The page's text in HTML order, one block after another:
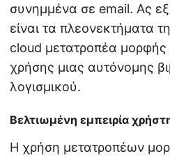
συνημμένα σε email. Ας
είναι τα πλεονεκτήματα
cloud μετατροπέα μορφής
χρήσης μιας αυτόνομης
λογισμικού.
Βελτιωμένη εμπειρία
Η χρήση μετατροπέων